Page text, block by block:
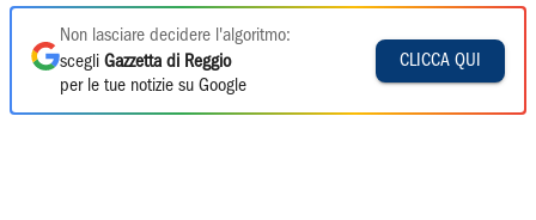
Non lasciare decidere l'algoritmo:
scegli Gazzetta di Reggio
per le tue notizie su Google
CLICCA QUI